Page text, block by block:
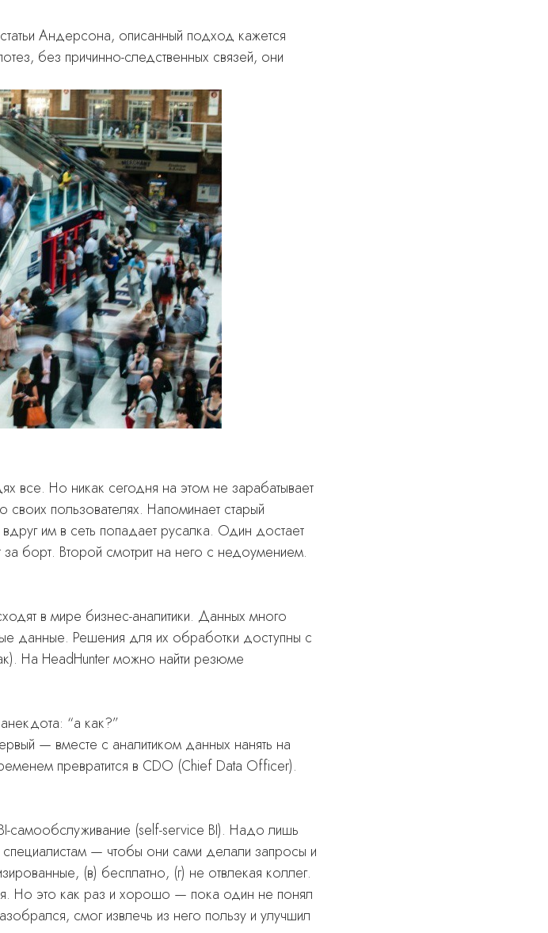
Андерсона, описанный подход кажется
без причинно-следственных связей, они
все. Но никак сегодня на этом не зарабатывает
пользователях. Напоминает старый
им в сеть попадает русалка. Один достает
борт. Второй смотрит на него с недоумением.
в мире бизнес-аналитики. Данных много
данные. Решения для их обработки доступны с
На HeadHunter можно найти резюме
“а как?”
— вместе с аналитиком данных нанять на
превратится в CDO (Chief Data Officer).
самообслуживание (self-service BI). Надо лишь
— чтобы они сами делали запросы и
(в) бесплатно, (г) не отвлекая коллег.
Но это как раз и хорошо — пока один не понял
смог извлечь из него пользу и улучшил